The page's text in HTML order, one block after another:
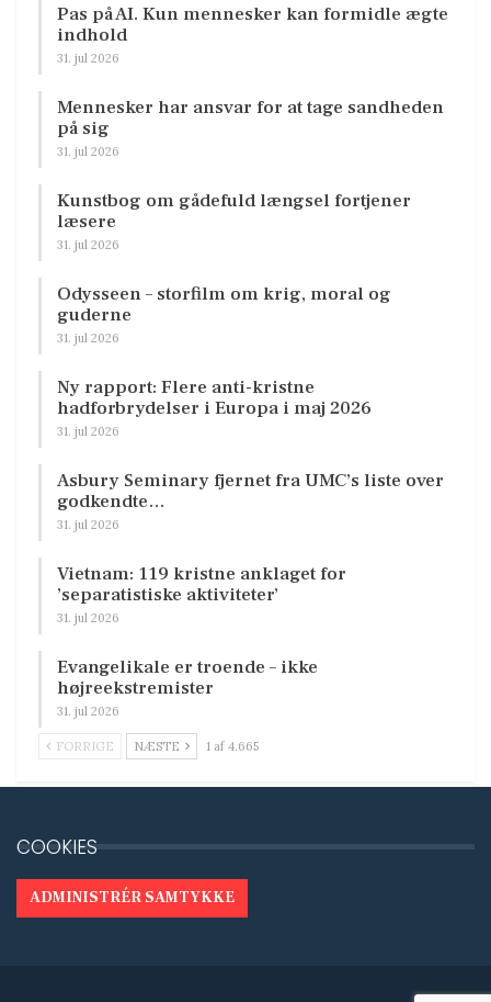
Pas på AI. Kun mennesker kan formidle ægte
indhold
31. jul 2026
Mennesker har ansvar for at tage sandheden
på sig
31. jul 2026
Kunstbog om gådefuld længsel fortjener
læsere
31. jul 2026
Odysseen – storfilm om krig, moral og
guderne
31. jul 2026
Ny rapport: Flere anti-kristne
hadforbrydelser i Europa i maj 2026
31. jul 2026
Asbury Seminary fjernet fra UMC’s liste over
godkendte…
31. jul 2026
Vietnam: 119 kristne anklaget for
’separatistiske aktiviteter’
31. jul 2026
Evangelikale er troende – ikke
højreekstremister
31. jul 2026
FORRIGE NÆSTE 1 af 4.665
COOKIES
ADMINISTRÉR SAMTYKKE